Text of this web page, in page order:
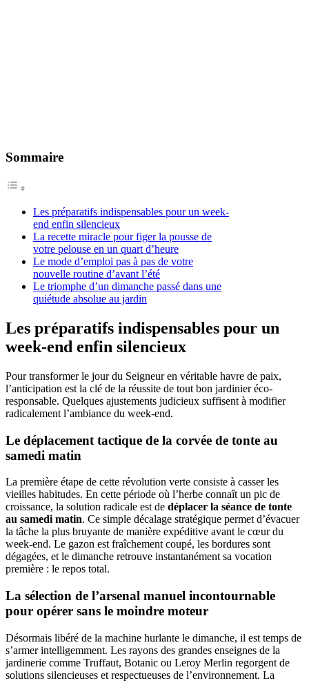
Sommaire
Les préparatifs indispensables pour un week-
end enfin silencieux
La recette miracle pour figer la pousse de
votre pelouse en un quart d’heure
Le mode d’emploi pas à pas de votre
nouvelle routine d’avant l’été
Le triomphe d’un dimanche passé dans une
quiétude absolue au jardin
Les préparatifs indispensables pour un
week-end enfin silencieux
Pour transformer le jour du Seigneur en véritable havre de paix,
l’anticipation est la clé de la réussite de tout bon jardinier éco-
responsable. Quelques ajustements judicieux suffisent à modifier
radicalement l’ambiance du week-end.
Le déplacement tactique de la corvée de tonte au
samedi matin
La première étape de cette révolution verte consiste à casser les
vieilles habitudes. En cette période où l’herbe connaît un pic de
croissance, la solution radicale est de déplacer la séance de tonte
au samedi matin. Ce simple décalage stratégique permet d’évacuer
la tâche la plus bruyante de manière expéditive avant le cœur du
week-end. Le gazon est fraîchement coupé, les bordures sont
dégagées, et le dimanche retrouve instantanément sa vocation
première : le repos total.
La sélection de l’arsenal manuel incontournable
pour opérer sans le moindre moteur
Désormais libéré de la machine hurlante le dimanche, il est temps de
s’armer intelligemment. Les rayons des grandes enseignes de la
jardinerie comme Truffaut, Botanic ou Leroy Merlin regorgent de
solutions silencieuses et respectueuses de l’environnement. La